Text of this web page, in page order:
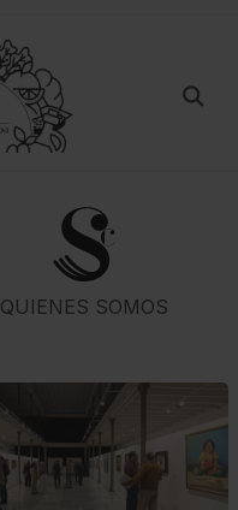
QUIENES SOMOS